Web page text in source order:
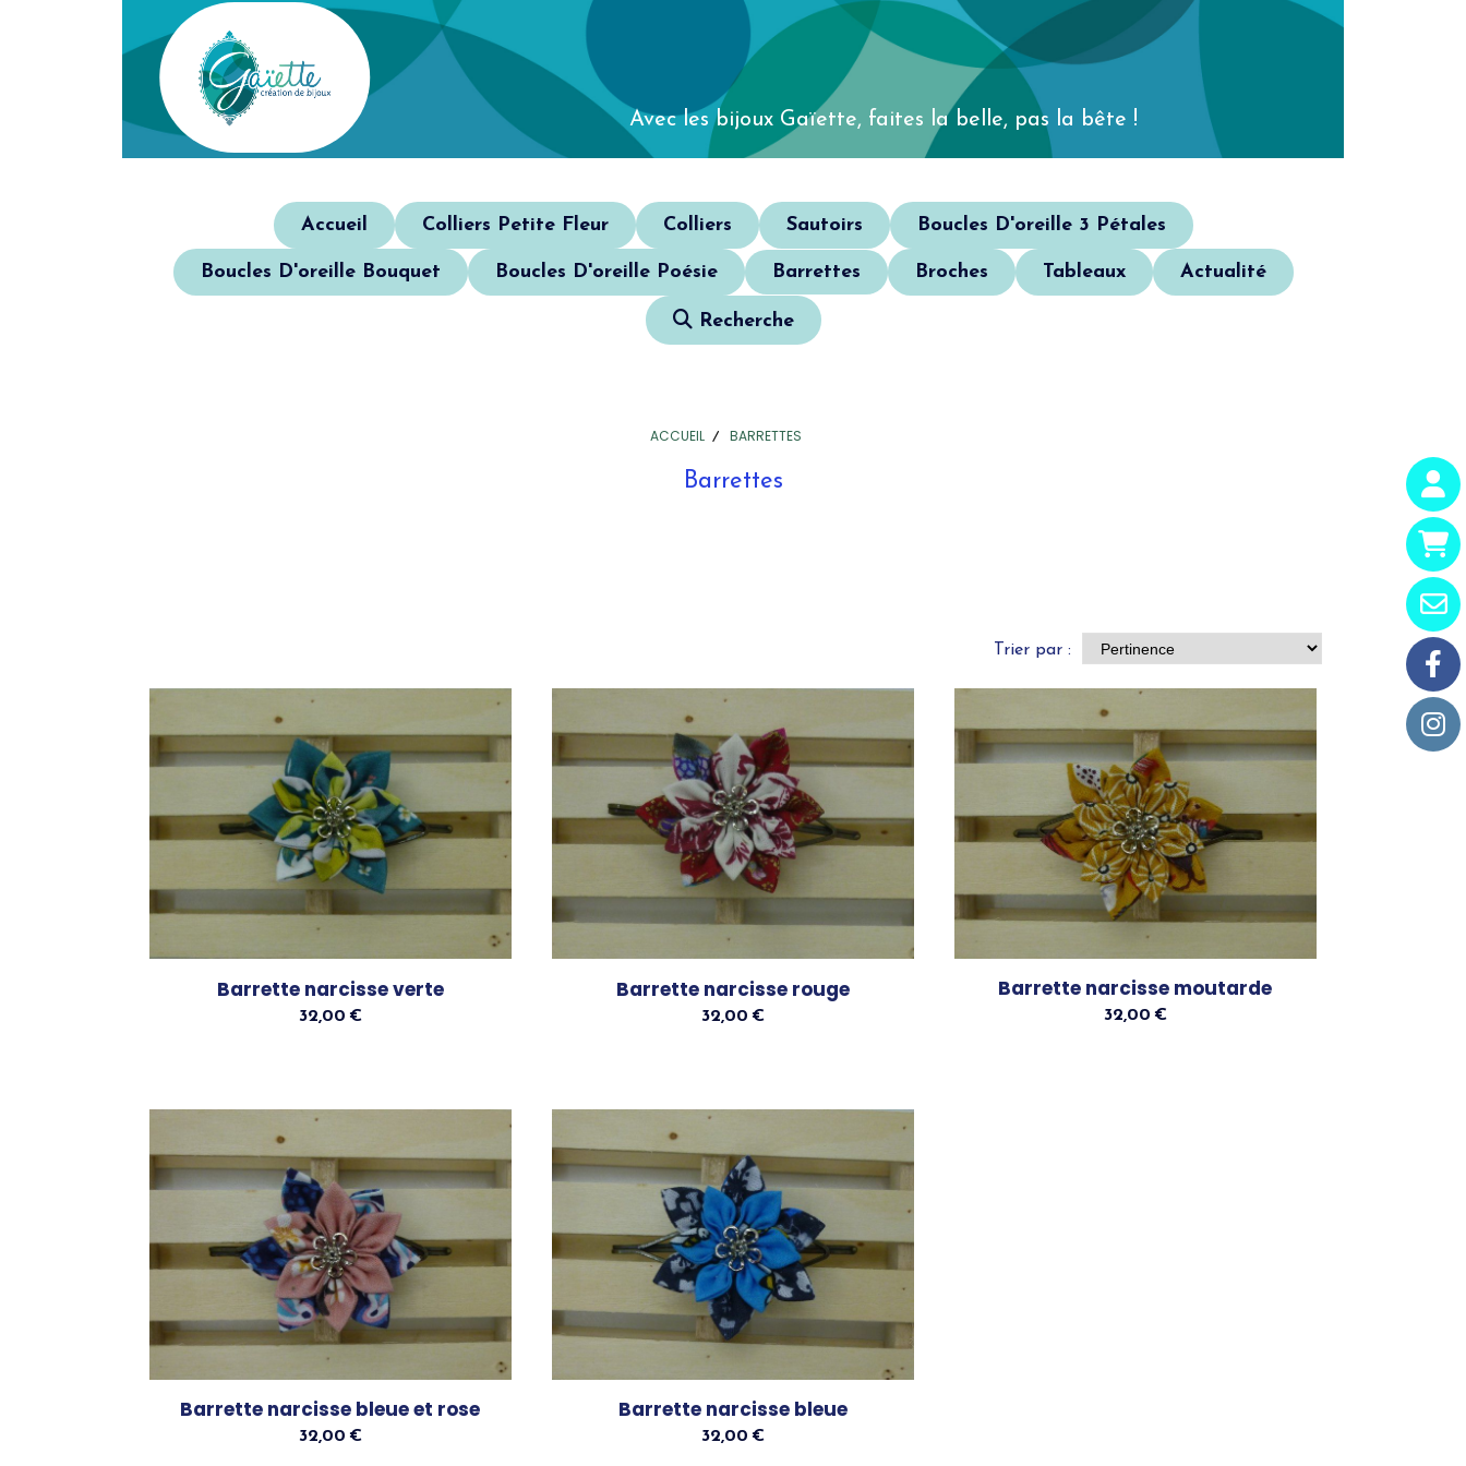
Avec les bijoux Gaïette, faites la belle, pas la bête !
Accueil Colliers Petite Fleur Colliers Sautoirs Boucles D'oreille 3 Pétales
Boucles D'oreille Bouquet Boucles D'oreille Poésie Barrettes Broches Tableaux Actualité
Recherche
ACCUEIL BARRETTES
Barrettes
Trier par :
Barrette narcisse verte
32,00 €
Barrette narcisse rouge
32,00 €
Barrette narcisse moutarde
32,00 €
Barrette narcisse bleue et rose
32,00 €
Barrette narcisse bleue
32,00 €